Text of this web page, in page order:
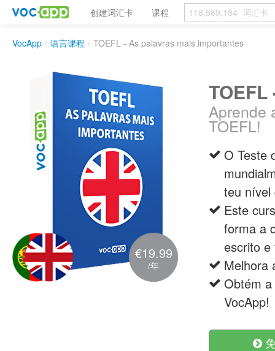
创建词汇卡 课程
VocApp / 语言课程 / TOEFL - As palavras mais importantes
€19.99
/年
Aprende
TOEFL!
O Teste
teu nível
Este
forma a
escrito e
Melhora
Obtém
VocApp!